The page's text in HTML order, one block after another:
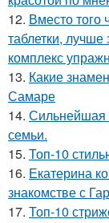
12. Вместо того
таблетки,
комплекс
13. Какие
Самаре
14. Сильнейшая
семьи.
15. Топ-10
16. Екатерина
знакомстве с
17. Топ-10